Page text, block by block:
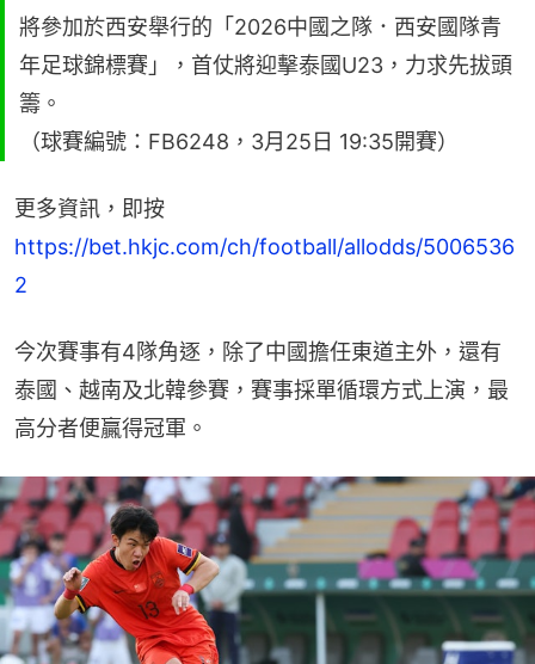
將參加於西安舉行的「2026中國之隊．西安國隊青
年足球錦標賽」，首仗將迎擊泰國U23，力求先拔頭
籌。
（球賽編號：FB6248，3月25日 19:35開賽）
https://bet.hkjc.com/ch/football/allodds/5006536
2
今次賽事有4隊角逐，除了中國擔任東道主外，還有
泰國、越南及北韓參賽，賽事採單循環方式上演，最
高分者便贏得冠軍。